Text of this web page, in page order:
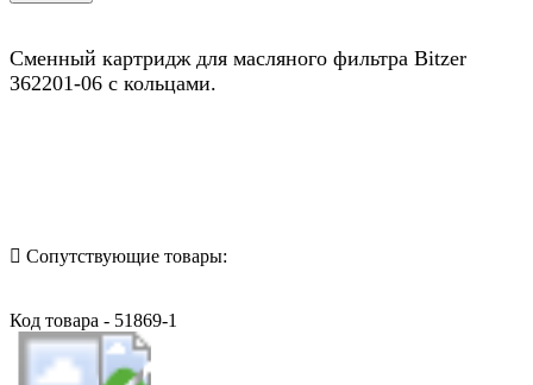
Сменный картридж для масляного фильтра Bitzer
362201-06 с кольцами.
Сопутствующие товары:
Код товара - 51869-1